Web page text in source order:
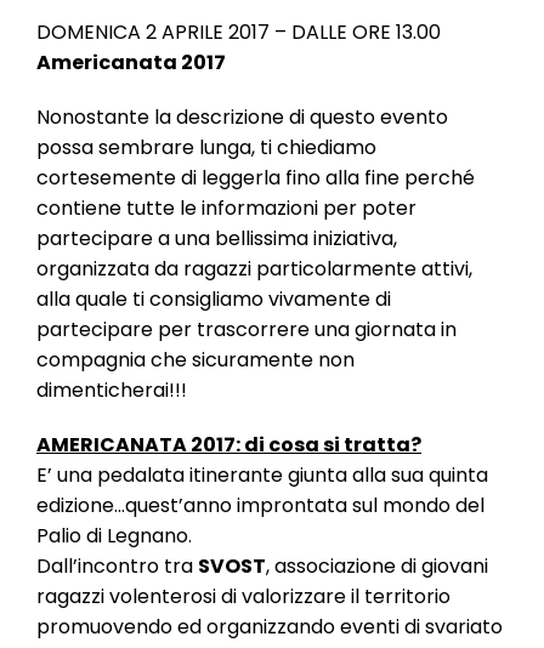
DOMENICA 2 APRILE 2017 – DALLE ORE 13.00
Americanata 2017
Nonostante la descrizione di questo evento
possa sembrare lunga, ti chiediamo
cortesemente di leggerla fino alla fine perché
contiene tutte le informazioni per poter
partecipare a una bellissima iniziativa,
organizzata da ragazzi particolarmente attivi,
alla quale ti consigliamo vivamente di
partecipare per trascorrere una giornata in
compagnia che sicuramente non
dimenticherai!!!
AMERICANATA 2017: di cosa si tratta?
E’ una pedalata itinerante giunta alla sua quinta
edizione…quest’anno improntata sul mondo del
Palio di Legnano.
Dall’incontro tra SVOST, associazione di giovani
ragazzi volenterosi di valorizzare il territorio
promuovendo ed organizzando eventi di svariato